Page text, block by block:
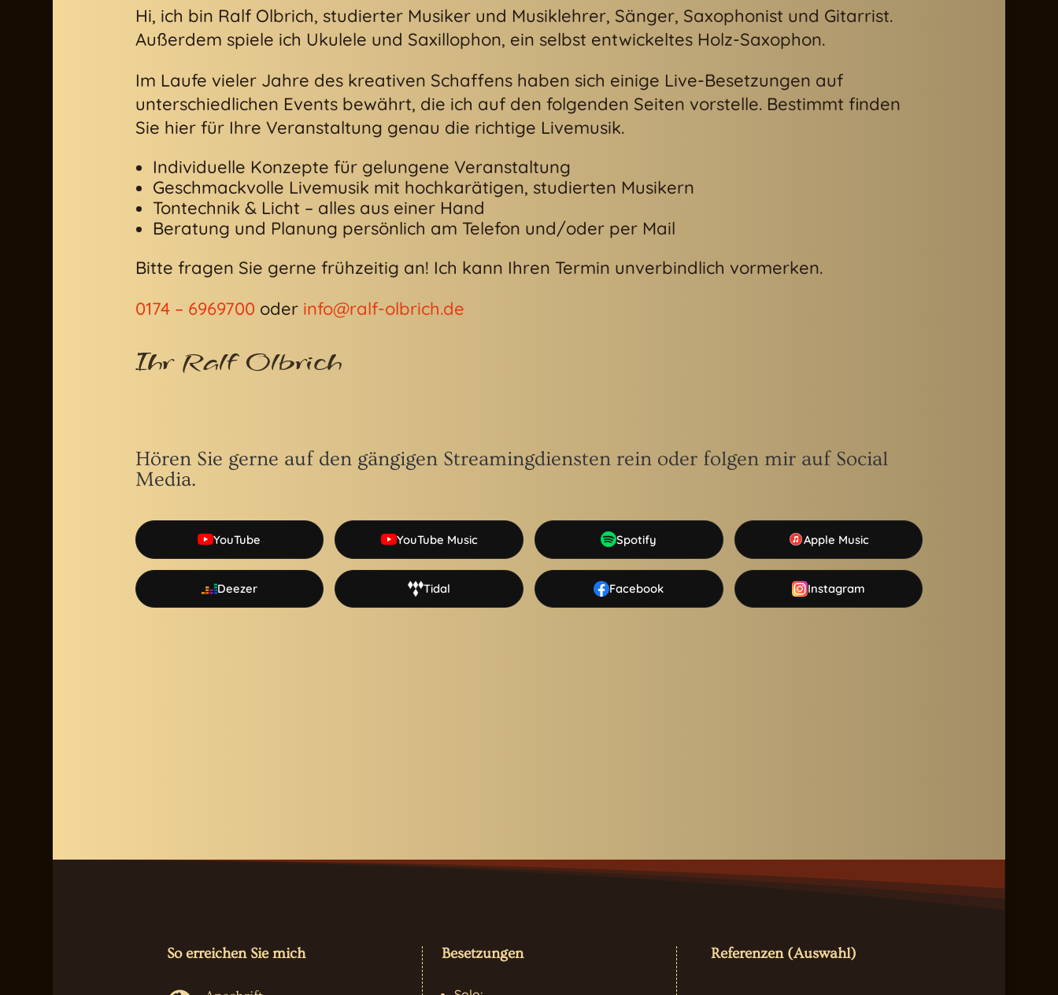
Hi, ich bin Ralf Olbrich, studierter Musiker und Musiklehrer, Sänger, Saxophonist und Gitarrist.
Außerdem spiele ich Ukulele und Saxillophon, ein selbst entwickeltes Holz-Saxophon.
Im Laufe vieler Jahre des kreativen Schaffens haben sich einige Live-Besetzungen auf
unterschiedlichen Events bewährt, die ich auf den folgenden Seiten vorstelle. Bestimmt finden
Sie hier für Ihre Veranstaltung genau die richtige Livemusik.
Individuelle Konzepte für gelungene Veranstaltung
Geschmackvolle Livemusik mit hochkarätigen, studierten Musikern
Tontechnik & Licht – alles aus einer Hand
Beratung und Planung persönlich am Telefon und/oder per Mail
Bitte fragen Sie gerne frühzeitig an! Ich kann Ihren Termin unverbindlich vormerken.
0174 – 6969700 oder info@ralf-olbrich.de
Ihr Ralf Olbrich
Hören Sie gerne auf den gängigen Streamingdiensten rein oder folgen mir auf Social
Media.
YouTube YouTube Music Spotify Apple Music
Deezer Tidal Facebook Instagram
So erreichen Sie mich Besetzungen Referenzen (Auswahl)